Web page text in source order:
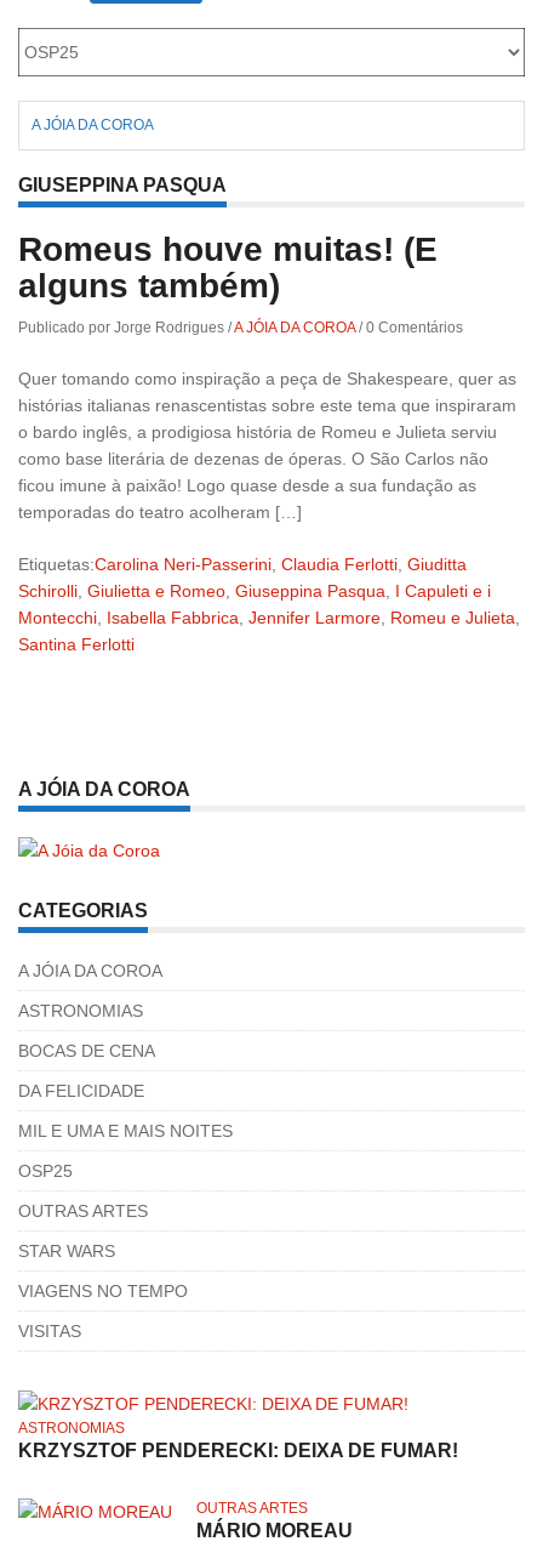
Roriz
A JÓIA DA COROA
GIUSEPPINA PASQUA
Romeus houve muitas! (E
alguns também)
Publicado por Jorge Rodrigues /A JÓIA DA COROA /0 Comentários
Quer tomando como inspiração a peça de Shakespeare, quer as
histórias italianas renascentistas sobre este tema que inspiraram
o bardo inglês, a prodigiosa história de Romeu e Julieta serviu
como base literária de dezenas de óperas. O São Carlos não
ficou imune à paixão! Logo quase desde a sua fundação as
temporadas do teatro acolheram […]
Etiquetas:Carolina Neri-Passerini Claudia Ferlotti Giuditta
Schirolli Giulietta e Romeo Giuseppina Pasqua
I Capuleti e i
Montecchi Isabella Fabbrica Jennifer Larmore Romeu e Julieta
Santina Ferlotti
A JÓIA DA COROA
CATEGORIAS
A JÓIA DA COROA
ASTRONOMIAS
BOCAS DE CENA
DA FELICIDADE
MIL E UMA E MAIS NOITES
OSP25
OUTRAS ARTES
STAR WARS
VIAGENS NO TEMPO
VISITAS
ASTRONOMIAS
KRZYSZTOF PENDERECKI: DEIXA DE FUMAR!
OUTRAS ARTES
MÁRIO MOREAU